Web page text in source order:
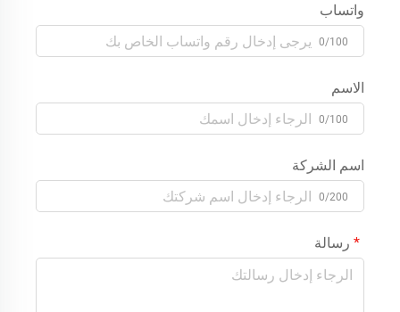
واتساب
0/100
الاسم
0/100
اسم الشركة
0/200
رسالة